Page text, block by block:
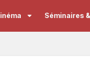
Séminaires